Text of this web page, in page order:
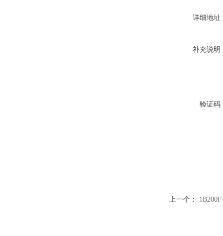
详细地址
补充说明
验证码
上一个：